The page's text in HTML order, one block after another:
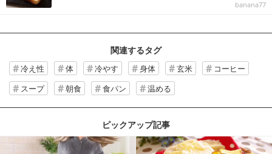
banana77
関連するタグ
冷え性 体 冷やす 身体 玄米
コーヒー
スープ
朝食 食パン 温める
ピックアップ記事